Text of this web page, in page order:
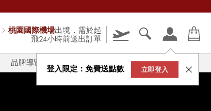
桃園國際機場出境，需於起
飛24小時前送出訂單
登入限定：免費送點數 立即登入
品牌導覽 V-STORY